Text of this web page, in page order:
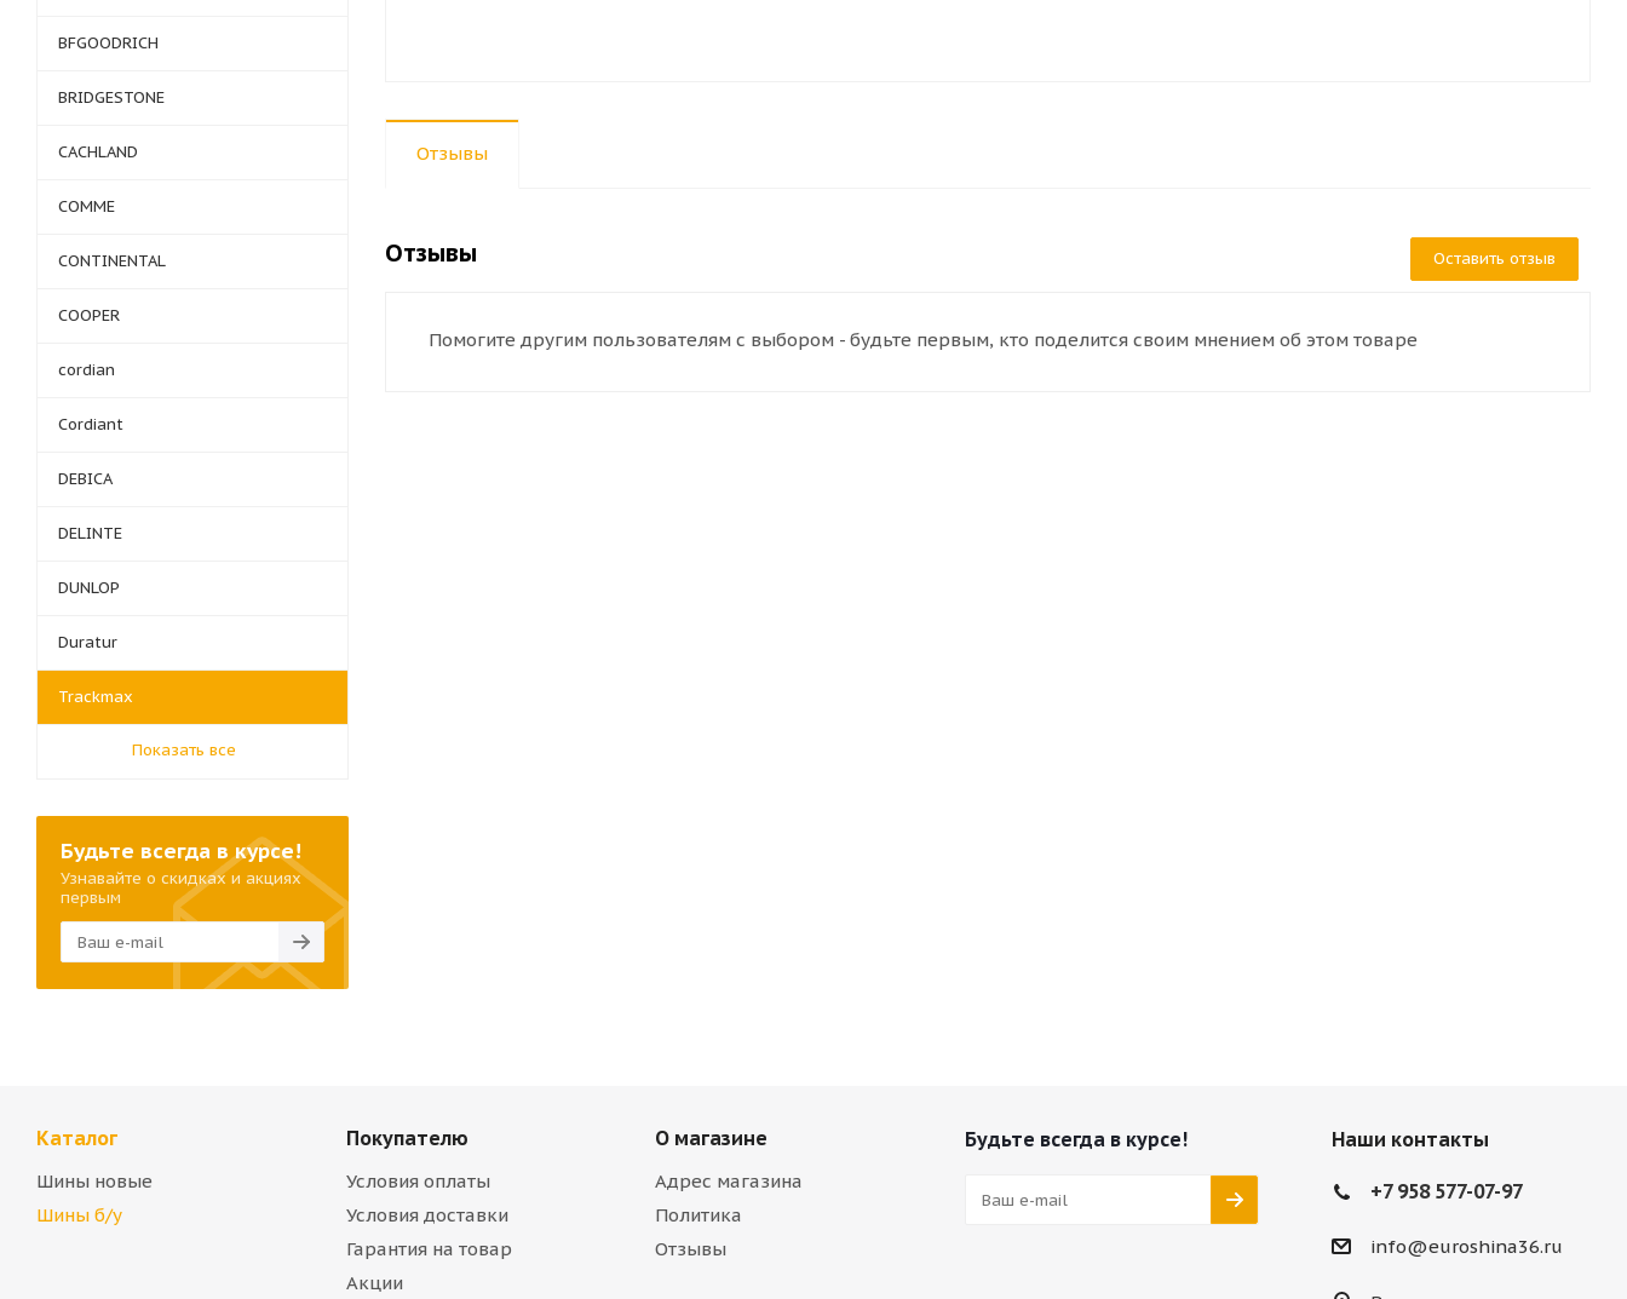
Отзывы
Отзывы Оставить отзыв
Помогите другим пользователям с выбором - будьте первым, кто поделится своим мнением об этом товаре
BFGOODRICH
BRIDGESTONE
CACHLAND
COMME
CONTINENTAL
COOPER
cordian
Cordiant
DEBICA
DELINTE
DUNLOP
Duratur
Trackmax
Показать все
Будьте всегда в курсе!
Узнавайте о скидках и акциях
первым
Каталог
Шины новые
Шины б/у
Покупателю
Условия оплаты
Условия доставки
Гарантия на товар
Акции
О магазине
Адрес магазина
Политика
Отзывы
Будьте всегда в курсе! Наши контакты
+7 958 577-07-97
info@euroshina36.ru